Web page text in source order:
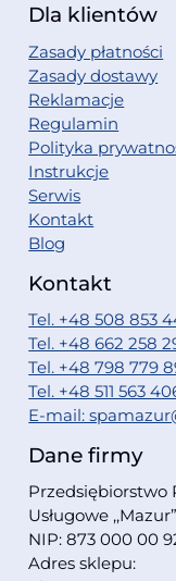
Dla klientów
Zasady płatności
Zasady dostawy
Reklamacje
Regulamin
Polityka
Instrukcje
Serwis
Kontakt
Blog
Kontakt
Tel. +48 508 853
Tel. +48 662 258
Tel. +48 798 779
Tel. +48 511 563
E-mail:
Dane firmy
Przedsiębiorstwo
Usługowe
NIP: 873 000 00
Adres sklepu: